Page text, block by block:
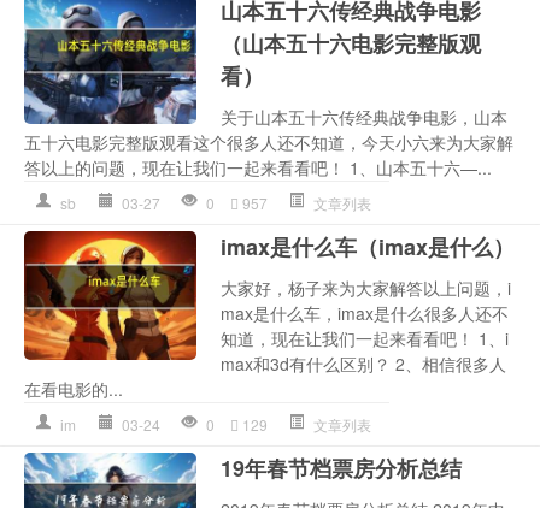
山本五十六传经典战争电影
（山本五十六电影完整版观
看）
关于山本五十六传经典战争电影，山本
五十六电影完整版观看这个很多人还不知道，今天小六来为大家解
答以上的问题，现在让我们一起来看看吧！ 1、山本五十六—...
sb 03-27 0 957 文章列表
imax是什么车（imax是什么）
大家好，杨子来为大家解答以上问题，i
max是什么车，imax是什么很多人还不
知道，现在让我们一起来看看吧！ 1、i
max和3d有什么区别？ 2、相信很多人
在看电影的...
im 03-24 0 129 文章列表
19年春节档票房分析总结